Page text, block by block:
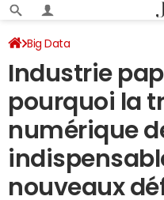
Big Data
Industrie
pourquoi la
numérique
nouveaux